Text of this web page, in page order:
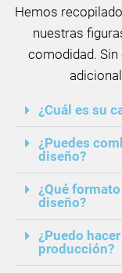
Hemos
nuestras
comodidad. Sin
¿Cuál es su
¿Puedes
diseño?
¿Qué
diseño?
¿Puedo
producción?